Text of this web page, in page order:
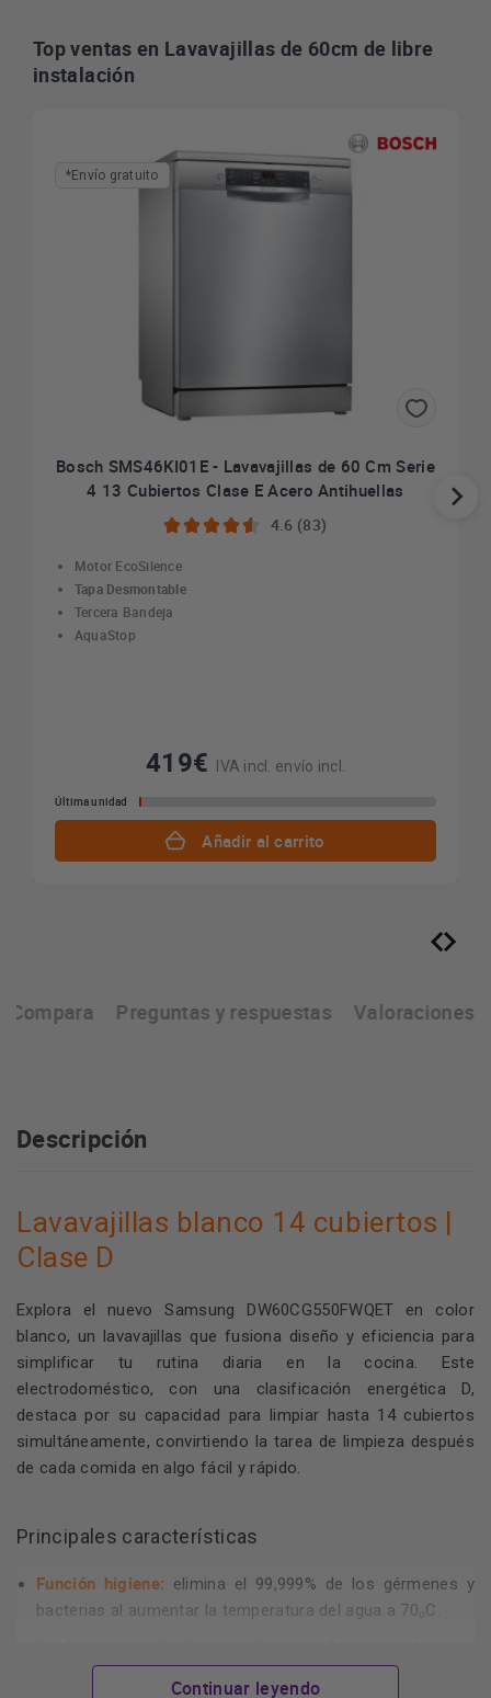
Top ventas en Lavavajillas de 60cm de libre
instalación
*Envío gratuito
Bosch SMS46KI01E - Lavavajillas de 60 Cm Serie
4 13 Cubiertos Clase E Acero Antihuellas
4.6 (83)
Motor EcoSilence
Tapa Desmontable
Tercera Bandeja
AquaStop
419€ IVA incl. envío incl.
Última unidad
Añadir al carrito
Compara Preguntas y respuestas Valoraciones
Descripción
Lavavajillas blanco 14 cubiertos |
Clase D
Explora el nuevo Samsung DW60CG550FWQET en color
blanco, un lavavajillas que fusiona diseño y eficiencia para
simplificar tu rutina diaria en la cocina. Este
electrodoméstico, con una clasificación energética D,
destaca por su capacidad para limpiar hasta 14 cubiertos
simultáneamente, convirtiendo la tarea de limpieza después
de cada comida en algo fácil y rápido.
Principales características
Función higiene: elimina el 99,999% de los gérmenes y
bacterias al aumentar la temperatura del agua a 70ₒC.
inferior y altura ajustable en el superior.
Continuar leyendo